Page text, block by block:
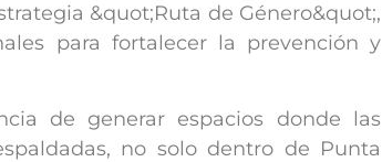
&quot;Ruta de Género&quot;,
para fortalecer la prevención y
de generar espacios donde las
no solo dentro de Punta